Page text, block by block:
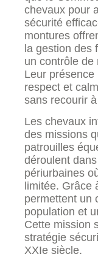
chevaux pour
sécurité
montures
la gestion des
un contrôle de
Leur
respect et
sans recourir
Les chevaux
des missions
patrouilles
déroulent
périurbaines
limitée. Grâce
permettent un
population et
Cette mission
stratégie
XXIe siècle.